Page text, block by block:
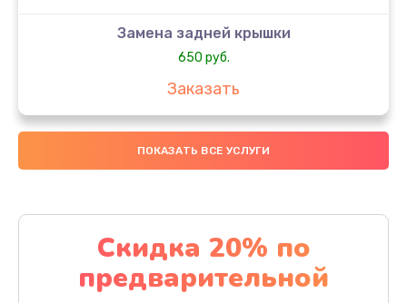
Замена задней крышки
650 руб.
Заказать
Замена аккумулятора
4000 руб.
Замена материнской платы
1100 руб.
Заказать
ПОКАЗАТЬ ВСЕ УСЛУГИ
Скидка 20% по
предварительной